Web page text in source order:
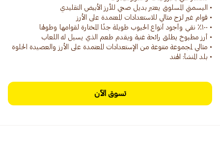
• بلد المنشأ: الهند
تسوق الآن